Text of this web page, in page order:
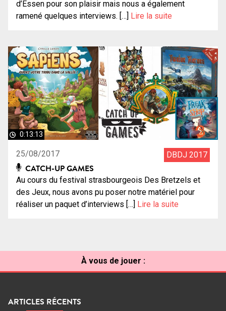
d’Essen pour son plaisir mais nous a également
ramené quelques interviews. […] Lire la suite
0:13:13
25/08/2017 DBDJ 2017
CATCH-UP GAMES
Au cours du festival strasbourgeois Des Bretzels et
des Jeux, nous avons pu poser notre matériel pour
réaliser un paquet d’interviews […] Lire la suite
À vous de jouer :
ARTICLES RÉCENTS